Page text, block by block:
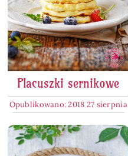
Placuszki sernikowe
Opublikowano: 2018 27 sierpnia